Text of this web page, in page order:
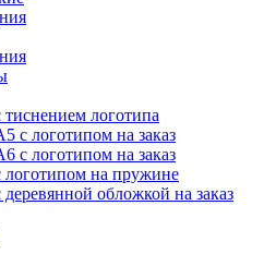
логотипа
с логотипом на заказ
с логотипом на заказ
логотипом на пружине
обложкой на заказ